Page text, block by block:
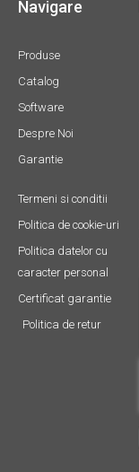
Navigare
Produse
Catalog
Software
Despre Noi
Garantie
Termeni si conditii
Politica de cookie-uri
Politica datelor cu
caracter personal
Certificat garantie
Politica de retur